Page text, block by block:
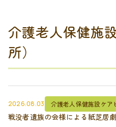
介護老人保健施
所）
2026.08.03 介護老人保健施設ケア
戦没者遺族の会様による紙芝居